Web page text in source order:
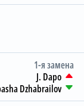
1-я замена
J. Dapo
Dzhabrailov